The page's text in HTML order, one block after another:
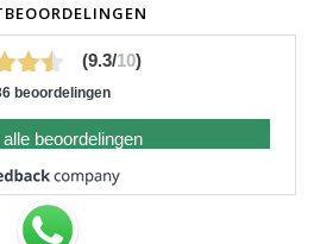
(9.3/10)
beoordelingen
beoordelingen